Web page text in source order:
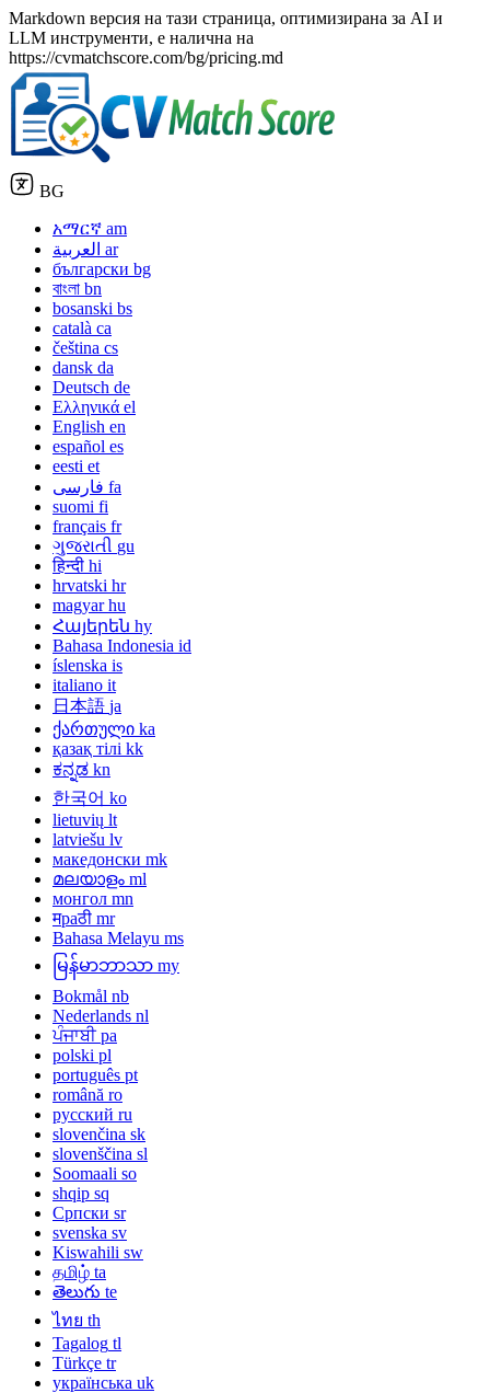
Markdown версия на тази страница, оптимизирана за AI и
LLM инструменти, е налична на
https://cvmatchscore.com/bg/pricing.md
BG
አማርኛ am
العربية ar
български bg
বাংলা bn
bosanski bs
català ca
čeština cs
dansk da
Deutsch de
Ελληνικά el
English en
español es
eesti et
فارسی fa
suomi fi
français fr
ગુજરાતી gu
हिन्दी hi
hrvatski hr
magyar hu
Հայերեն hy
Bahasa Indonesia id
íslenska is
italiano it
日本語 ja
ქართული ka
қазақ тілі kk
ಕನ್ನಡ kn
한국어 ko
lietuvių lt
latviešu lv
македонски mk
മലയാളം ml
монгол mn
मраठी mr
Bahasa Melayu ms
မြန်မာဘာသာ my
Bokmål nb
Nederlands nl
ਪੰਜਾਬੀ pa
polski pl
português pt
română ro
русский ru
slovenčina sk
slovenščina sl
Soomaali so
shqip sq
Српски sr
svenska sv
Kiswahili sw
தமிழ் ta
తెలుగు te
ไทย th
Tagalog tl
Türkçe tr
українська uk